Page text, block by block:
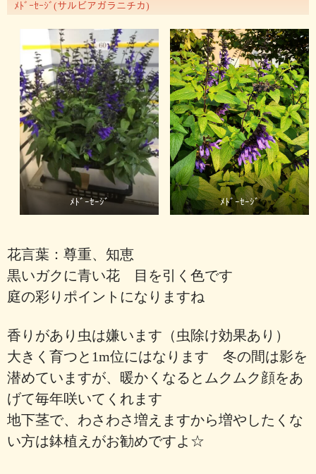
ﾒﾄﾞｰｾｰｼﾞ(サルビアガラニチカ)
ﾒﾄﾞｰｾｰｼﾞ ﾒﾄﾞｰｾｰｼﾞ
花言葉：尊重、知恵
黒いガクに青い花 目を引く色です
庭の彩りポイントになりますね
香りがあり虫は嫌います（虫除け効果あり）
大きく育つと1m位にはなります 冬の間は影を
潜めていますが、暖かくなるとムクムク顔をあ
げて毎年咲いてくれます
地下茎で、わさわさ増えますから増やしたくな
い方は鉢植えがお勧めですよ☆